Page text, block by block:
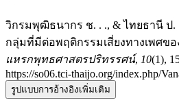
วิกรมพุฒิธนากร ช. . ., & ไทยธานี ป.
กลุ่มที่มีต่อพฤติกรรมเสี่ยงทางเพศขอ
แหรกพุทธศาสตรปริทรรศน์, 10(1),
https://so06.tci-thaijo.org/index.php/
รูปแบบการอ้างอิงเพิ่มเติม